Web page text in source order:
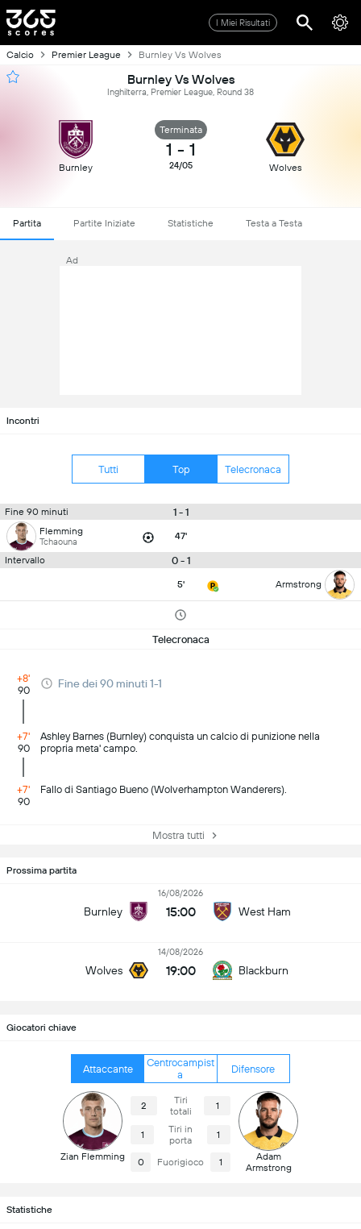
I Miei Risultati
Calcio Premier League Burnley Vs Wolves
Burnley Vs Wolves
Inghilterra, Premier League, Round 38
Burnley
Terminata
1 - 1
24/05 Wolves
Partita Partite Iniziate Statistiche Testa a Testa
Ad
Incontri
Tutti Top Telecronaca
Fine 90 minuti 1 - 1
Flemming
Tchaouna 47'
Intervallo 0 - 1
5' Armstrong
Telecronaca
+8'
90
Fine dei 90 minuti 1-1
+7'
90
Ashley Barnes (Burnley) conquista un calcio di punizione nella
propria meta' campo.
+7'
90
Fallo di Santiago Bueno (Wolverhampton Wanderers).
Mostra tutti
Prossima partita
Burnley
16/08/2026
15:00 West Ham
Wolves
14/08/2026
19:00 Blackburn
Giocatori chiave
Attaccante
Centrocampist
a
Difensore
Zian Flemming
2
Tiri
totali
1
1
Tiri in
porta
1
0 Fuorigioco 1
Adam
Armstrong
Statistiche